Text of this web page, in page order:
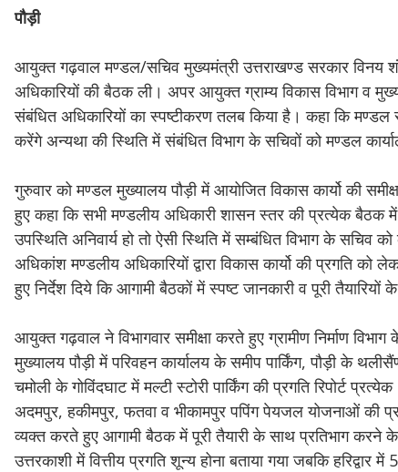
पौड़ी
आयुक्त गढ़वाल मण्डल/सचिव मुख्यमंत्री उत्तराखण्ड सरकार विनय
अधिकारियों की बैठक ली। अपर आयुक्त ग्राम्य विकास विभाग व
संबंधित अधिकारियों का स्पष्टीकरण तलब किया है। कहा कि
करेंगे अन्यथा की स्थिति में संबंधित विभाग के सचिवों को मण्डल
गुरुवार को मण्डल मुख्यालय पौड़ी में आयोजित विकास कार्यो की
हुए कहा कि सभी मण्डलीय अधिकारी शासन स्तर की प्रत्येक बैठक में
उपस्थिति अनिवार्य हो तो ऐसी स्थिति में सम्बंधित विभाग के
अधिकांश मण्डलीय अधिकारियों द्वारा विकास कार्यो की
हुए निर्देश दिये कि आगामी बैठकों में स्पष्ट जानकारी व पूरी
आयुक्त गढ़वाल ने विभागवार समीक्षा करते हुए ग्रामीण निर्माण
मुख्यालय पौड़ी में परिवहन कार्यालय के समीप पार्किंग, पौड़ी के
चमोली के गोविंदघाट में मल्टी स्टोरी पार्किंग की प्रगति रिपोर्ट
अदमपुर, हकीमपुर, फतवा व भीकामपुर पपिंग पेयजल योजनाओं की
व्यक्त करते हुए आगामी बैठक में पूरी तैयारी के साथ प्रतिभाग करने
उत्तरकाशी में वित्तीय प्रगति शून्य होना बताया गया जबकि